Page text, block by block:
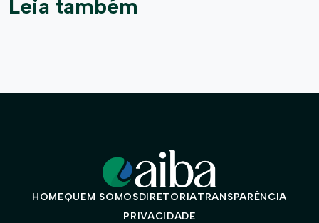
Leia também
HOMEQUEM SOMOSDIRETORIATRANSPARÊNCIA
PRIVACIDADE